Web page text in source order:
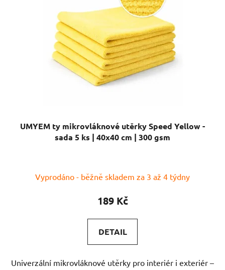
UMYEM ty mikrovláknové utěrky Speed Yellow -
sada 5 ks | 40x40 cm | 300 gsm
Vyprodáno - běžně skladem za 3 až 4 týdny
189 Kč
DETAIL
Univerzální mikrovláknové utěrky pro interiér i exteriér –